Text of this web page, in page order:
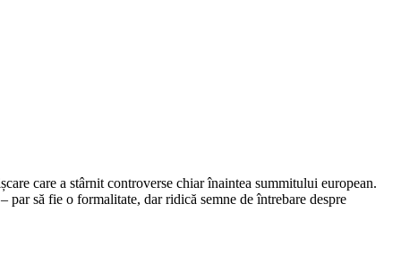
care a stârnit controverse chiar înaintea summitului european.
să fie o formalitate, dar ridică semne de întrebare despre